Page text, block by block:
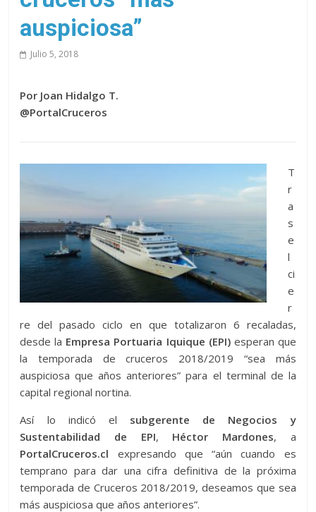
auspiciosa”
Julio 5, 2018
Por Joan Hidalgo T.
@PortalCruceros
T
r
a
s
e
l
ci
e
r
re del pasado ciclo en que totalizaron 6 recaladas,
desde la Empresa Portuaria Iquique (EPI)esperan que
la temporada de cruceros 2018/2019 “sea más
auspiciosa que años anteriores” para el terminal de la
capital regional nortina.
Así lo indicó el subgerente de Negocios y
Sustentabilidad de EPI, Héctor Mardones, a
PortalCruceros.cl expresando que “aún cuando es
temprano para dar una cifra definitiva de la próxima
temporada de Cruceros 2018/2019, deseamos que sea
más auspiciosa que años anteriores”.